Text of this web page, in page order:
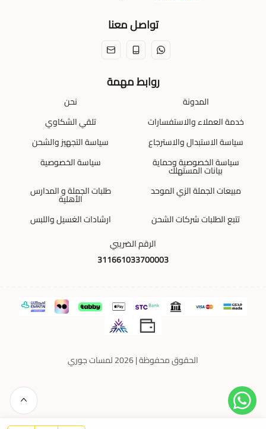
تواصل معنا
روابط مهمة
المدونة
نحن
خدمة العملاء والاستفسارات
تلقي الشكاوي
سياسة الاستبدال والاسترجاع
سياسة التجهيز والشحن
سياسة الخصوصية وحماية
بيانات المستهلك
سياسة الخصوصية
مبيعات الجملة الزي الموحد
طلبات الجملة و المدارس
الأهلية
تتبع الطلبات شركات الشحن
ارشادات الغسيل واللبس
الرقم الضريبي
311661033700003
الحقوق محفوظة | 2026 لمسات جوري